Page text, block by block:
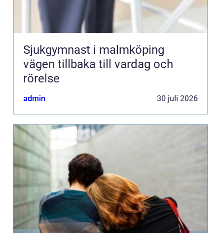
Sjukgymnast i malmköping
vägen tillbaka till vardag och
rörelse
admin 30 juli 2026